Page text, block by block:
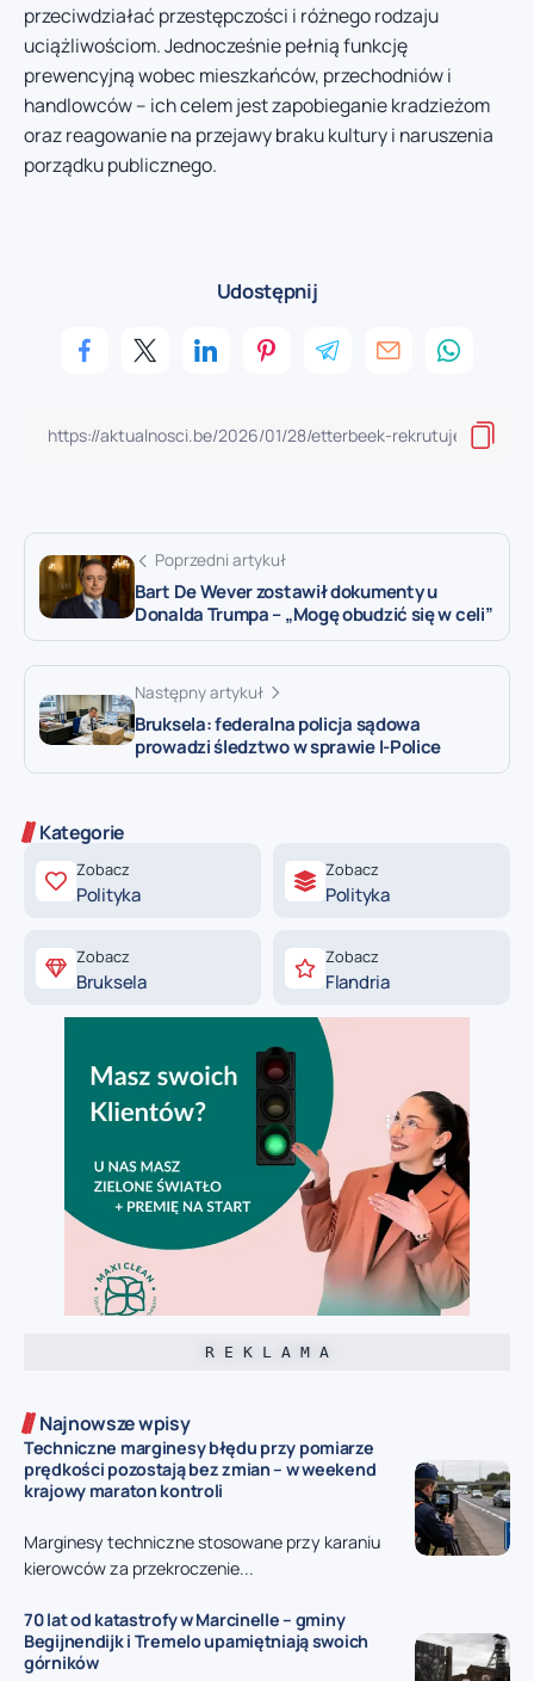
przeciwdziałać przestępczości i różnego rodzaju
uciążliwościom. Jednocześnie pełnią funkcję
prewencyjną wobec mieszkańców, przechodniów i
handlowców – ich celem jest zapobieganie kradzieżom
oraz reagowanie na przejawy braku kultury i naruszenia
porządku publicznego.
Udostępnij
Poprzedni artykuł
Bart De Wever zostawił dokumenty u
Donalda Trumpa – „Mogę obudzić się w celi”
Następny artykuł
Bruksela: federalna policja sądowa
prowadzi śledztwo w sprawie I-Police
Kategorie
Zobacz
Polityka
Zobacz
Polityka
Zobacz
Bruksela
Zobacz
Flandria
R E K L A M A
Najnowsze wpisy
Techniczne marginesy błędu przy pomiarze
prędkości pozostają bez zmian – w weekend
krajowy maraton kontroli
Marginesy techniczne stosowane przy karaniu
kierowców za przekroczenie...
70 lat od katastrofy w Marcinelle – gminy
Begijnendijk i Tremelo upamiętniają swoich
górników